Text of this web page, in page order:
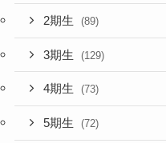
2期生 (89)
3期生 (129)
4期生 (73)
5期生 (72)